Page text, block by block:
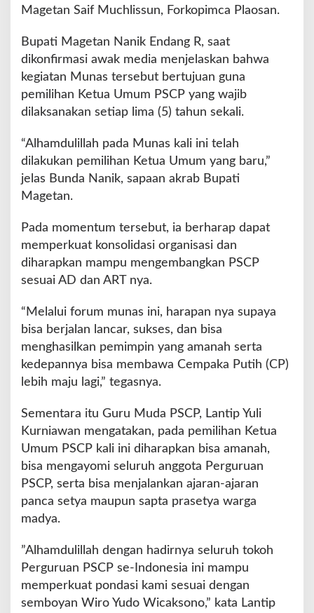
a
T
a
n
2
2
Magetan Saif Muchlissun, Forkopimca Plaosan.
Bupati Magetan Nanik Endang R, saat
dikonfirmasi awak media menjelaskan bahwa
kegiatan Munas tersebut bertujuan guna
pemilihan Ketua Umum PSCP yang wajib
dilaksanakan setiap lima (5) tahun sekali.
“Alhamdulillah pada Munas kali ini telah
dilakukan pemilihan Ketua Umum yang baru,”
jelas Bunda Nanik, sapaan akrab Bupati
Magetan.
Pada momentum tersebut, ia berharap dapat
memperkuat konsolidasi organisasi dan
diharapkan mampu mengembangkan PSCP
sesuai AD dan ART nya.
“Melalui forum munas ini, harapan nya supaya
bisa berjalan lancar, sukses, dan bisa
menghasilkan pemimpin yang amanah serta
kedepannya bisa membawa Cempaka Putih (CP)
lebih maju lagi,” tegasnya.
Sementara itu Guru Muda PSCP, Lantip Yuli
Kurniawan mengatakan, pada pemilihan Ketua
Umum PSCP kali ini diharapkan bisa amanah,
bisa mengayomi seluruh anggota Perguruan
PSCP, serta bisa menjalankan ajaran-ajaran
panca setya maupun sapta prasetya warga
madya.
”Alhamdulillah dengan hadirnya seluruh tokoh
Perguruan PSCP se-Indonesia ini mampu
memperkuat pondasi kami sesuai dengan
semboyan Wiro Yudo Wicaksono,” kata Lantip